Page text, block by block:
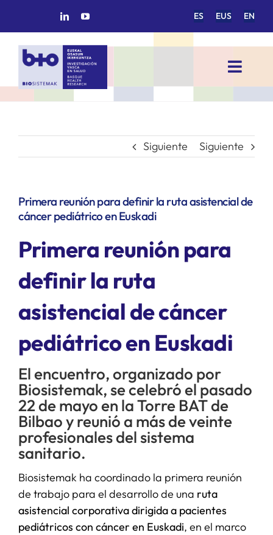
ES EUS EN
Toggle
INICIO
GRUPOS DE INVESTIGACIÓN
SERVICIOS
APOYO I+D+I
NOTICIAS
Siguiente Siguiente
Primera reunión para definir la ruta asistencial de
cáncer pediátrico en Euskadi
Primera reunión para
definir la ruta
asistencial de cáncer
pediátrico en Euskadi
El encuentro, organizado por
Biosistemak, se celebró el pasado
22 de mayo en la Torre BAT de
Bilbao y reunió a más de veinte
profesionales del sistema
sanitario.
Biosistemak ha coordinado la primera reunión
de trabajo para el desarrollo de una ruta
asistencial corporativa dirigida a pacientes
pediátricos con cáncer en Euskadi, en el marco